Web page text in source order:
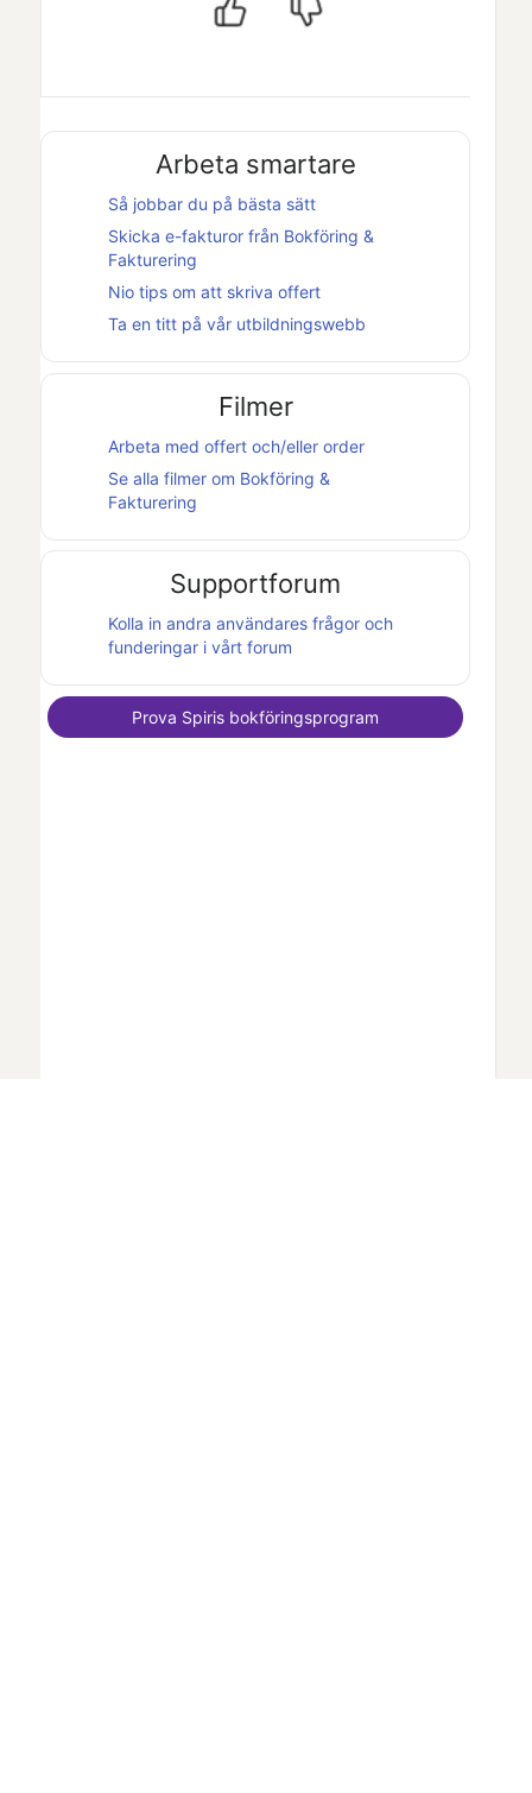
Arbeta smartare
Så jobbar du på bästa sätt
Skicka e-fakturor från Bokföring &
Fakturering
Nio tips om att skriva offert
Ta en titt på vår utbildningswebb
Filmer
Arbeta med offert och/eller order
Se alla filmer om Bokföring &
Fakturering
Supportforum
Kolla in andra användares frågor och
funderingar i vårt forum
Prova Spiris bokföringsprogram